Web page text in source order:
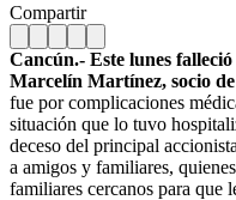
Compartir
Cancún.- Este lunes
Marcelín Martínez, socio
fue por complicaciones
situación que lo tuvo
deceso del principal
a amigos y familiares,
familiares cercanos para que